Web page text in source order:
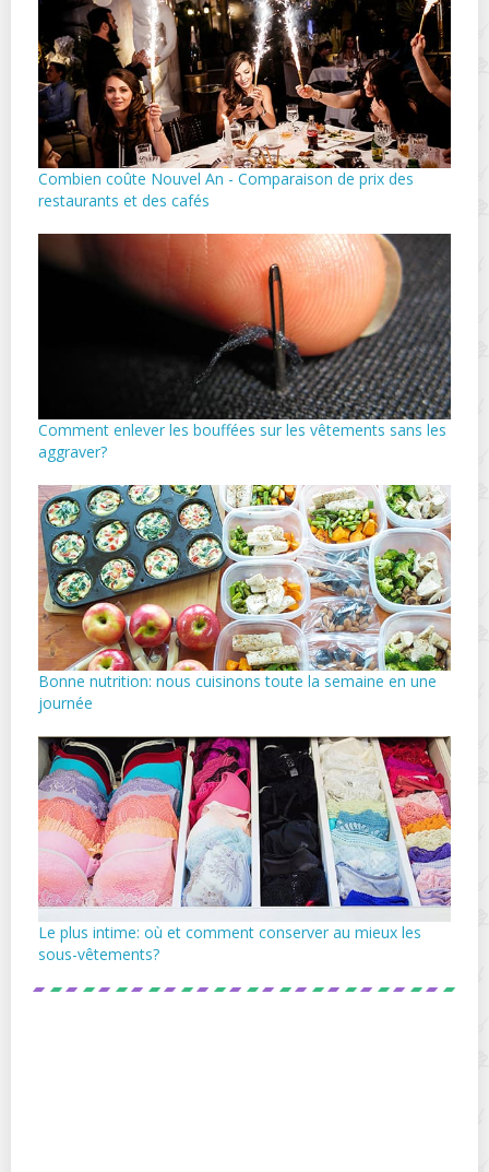
Combien coûte Nouvel An - Comparaison de prix des
restaurants et des cafés
Comment enlever les bouffées sur les vêtements sans les
aggraver?
Bonne nutrition: nous cuisinons toute la semaine en une
journée
Le plus intime: où et comment conserver au mieux les
sous-vêtements?